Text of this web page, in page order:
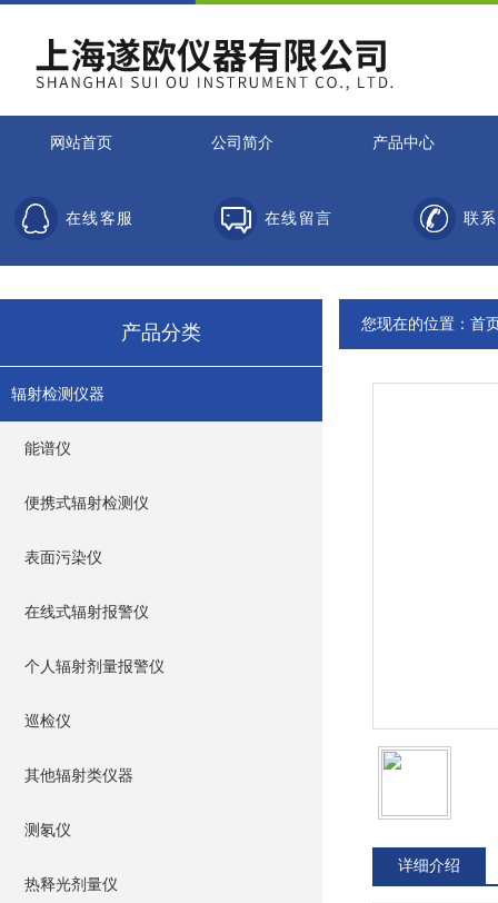
网站首页 公司简介 产品中心
在线客服 在线留言 联
产品分类
辐射检测仪器
能谱仪
便携式辐射检测仪
表面污染仪
在线式辐射报警仪
个人辐射剂量报警仪
巡检仪
其他辐射类仪器
测氡仪
热释光剂量仪
您现在的位置： 首
详细介绍